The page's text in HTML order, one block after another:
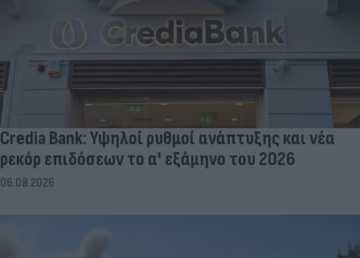
Credia Bank: Υψηλοί ρυθμοί ανάπτυξης και νέα
ρεκόρ επιδόσεων το α' εξάμηνο του 2026
06.08.2026